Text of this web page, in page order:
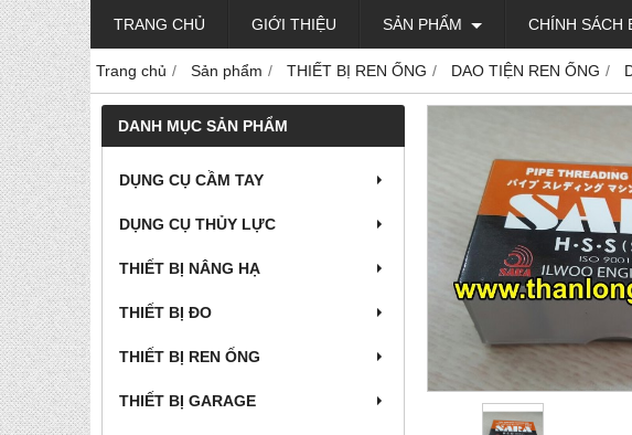
TRANG CHỦ GIỚI THIỆU SẢN PHẨM CHÍNH SÁCH
Trang chủ Sản phẩm THIẾT BỊ REN ỐNG DAO TIỆN REN ỐNG
DANH MỤC SẢN PHẨM
DỤNG CỤ CẦM TAY
DỤNG CỤ THỦY LỰC
THIẾT BỊ NÂNG HẠ
THIẾT BỊ ĐO
THIẾT BỊ REN ỐNG
THIẾT BỊ GARAGE